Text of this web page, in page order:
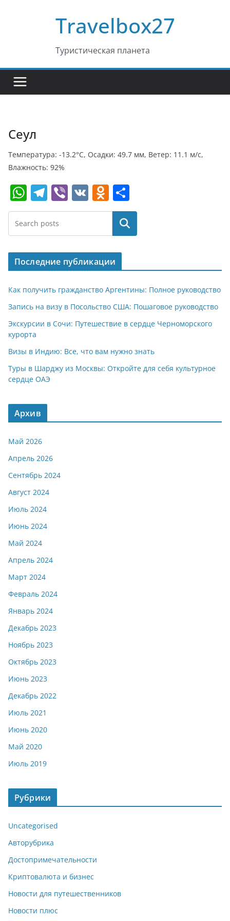
Travelbox27
Туристическая планета
Сеул
Температура: -13.2°C, Осадки: 49.7 мм, Ветер: 11.1 м/с,
Влажность: 92%
W
h
at
s
A
p
p
T
el
e
gr
a
m
Vi
b
V
K
O
d
o
kl
a
ss
ni
ki
т
п
р
в
и
т
ь
Поиск
Последние публикации
Как получить гражданство Аргентины: Полное руководство
Запись на визу в Посольство США: Пошаговое руководство
Экскурсии в Сочи: Путешествие в сердце Черноморского
курорта
Визы в Индию: Все, что вам нужно знать
Туры в Шарджу из Москвы: Откройте для себя культурное
сердце ОАЭ
Архив
Май 2026
Апрель 2026
Сентябрь 2024
Август 2024
Июль 2024
Июнь 2024
Май 2024
Апрель 2024
Март 2024
Февраль 2024
Январь 2024
Декабрь 2023
Ноябрь 2023
Октябрь 2023
Июнь 2023
Декабрь 2022
Июль 2021
Июнь 2020
Май 2020
Июль 2019
Рубрики
Uncategorised
Авторубрика
Достопримечательности
Криптовалюта и бизнес
Новости для путешественников
Новости плюс